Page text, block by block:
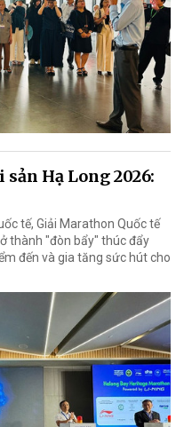
Hạ Long 2026:
tế, Giải Marathon Quốc tế
thành "đòn bẩy" thúc đẩy
đến và gia tăng sức hút cho